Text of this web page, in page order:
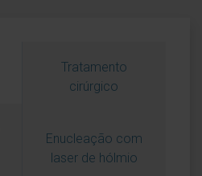
Tratamento
cirúrgico
Enucleação com
laser de hólmio